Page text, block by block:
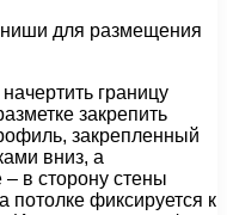
для размещения
границу
закрепить
закрепленный
вниз, а
в сторону стены
фиксируется к